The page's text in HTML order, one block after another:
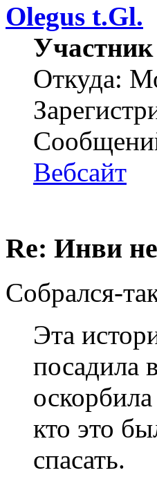
Olegus t.Gl.
Участник
Откуда:
Вебсайт
Re: Инви
Собрался-
Эта
посадила
кто это
спасать.